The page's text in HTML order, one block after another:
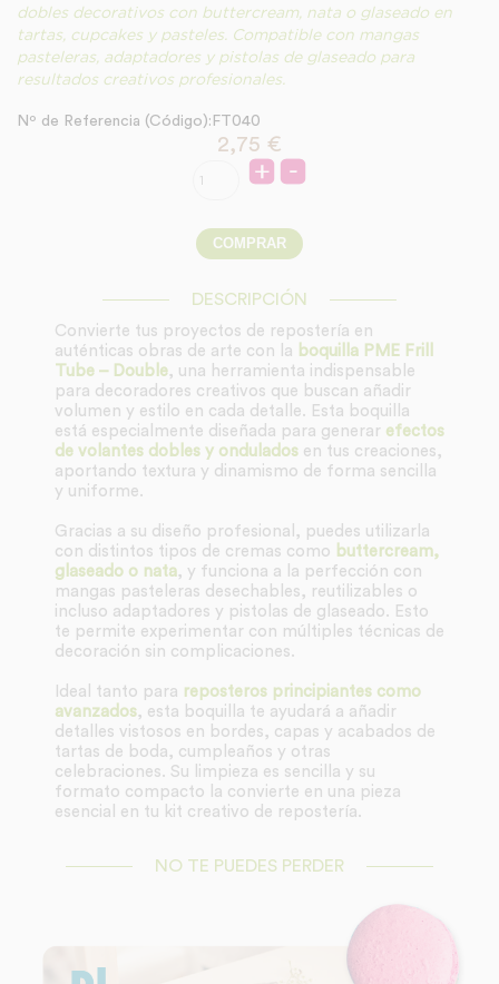
dobles decorativos con buttercream, nata o glaseado en
tartas, cupcakes y pasteles. Compatible con mangas
pasteleras, adaptadores y pistolas de glaseado para
resultados creativos profesionales.
Nº de Referencia (Código):FT040
2,75 €
DESCRIPCIÓN
Convierte tus proyectos de repostería en
auténticas obras de arte con la boquilla PME Frill
Tube – Double, una herramienta indispensable
para decoradores creativos que buscan añadir
volumen y estilo en cada detalle. Esta boquilla
está especialmente diseñada para generar efectos
de volantes dobles y onduladosen tus creaciones,
aportando textura y dinamismo de forma sencilla
y uniforme.
Gracias a su diseño profesional, puedes utilizarla
con distintos tipos de cremas como buttercream,
glaseado o nata, y funciona a la perfección con
mangas pasteleras desechables, reutilizables o
incluso adaptadores y pistolas de glaseado. Esto
te permite experimentar con múltiples técnicas de
decoración sin complicaciones.
Ideal tanto para reposteros principiantes como
avanzados, esta boquilla te ayudará a añadir
detalles vistosos en bordes, capas y acabados de
tartas de boda, cumpleaños y otras
celebraciones. Su limpieza es sencilla y su
formato compacto la convierte en una pieza
esencial en tu kit creativo de repostería.
NO TE PUEDES PERDER